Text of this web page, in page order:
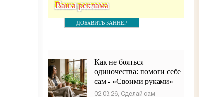
Ваша реклама
ДОБАВИТЬ БАННЕР
Как не бояться
одиночества: помоги себе
сам - «Своими руками»
02.08.26, Сделай сам